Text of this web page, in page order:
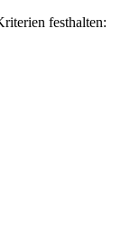
festhalten: